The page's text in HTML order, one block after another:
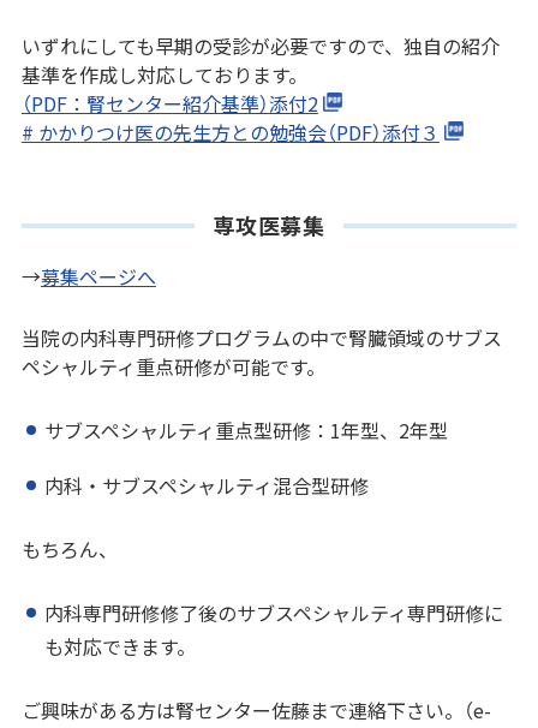
いずれにしても早期の受診が必要ですので、独自の紹介
基準を作成し対応しております。
（PDF：腎センター紹介基準）添付2
# かかりつけ医の先生方との勉強会（PDF）添付３
専攻医募集
→募集ページへ
当院の内科専門研修プログラムの中で腎臓領域のサブス
ペシャルティ重点研修が可能です。
サブスペシャルティ重点型研修：1年型、2年型
内科・サブスペシャルティ混合型研修
もちろん、
内科専門研修修了後のサブスペシャルティ専門研修に
も対応できます。
ご興味がある方は腎センター佐藤まで連絡下さい。（e-